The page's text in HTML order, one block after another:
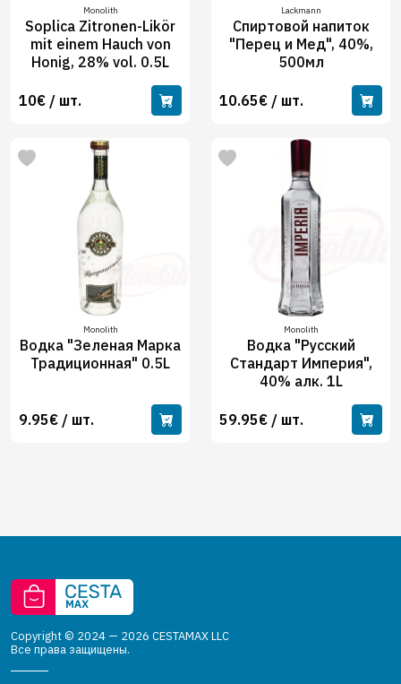
Monolith
Soplica Zitronen-Likör
mit einem Hauch von
Honig, 28% vol. 0.5L
10€ / шт.
Lackmann
Спиртовой напиток
"Перец и Мед", 40%,
500мл
10.65€ / шт.
Monolith
Водка "Зеленая Марка
Традиционная" 0.5L
9.95€ / шт.
Monolith
Водка "Русский
Стандарт Империя",
40% алк. 1L
59.95€ / шт.
Copyright © 2024 — 2026 CESTAMAX LLC
Все права защищены.